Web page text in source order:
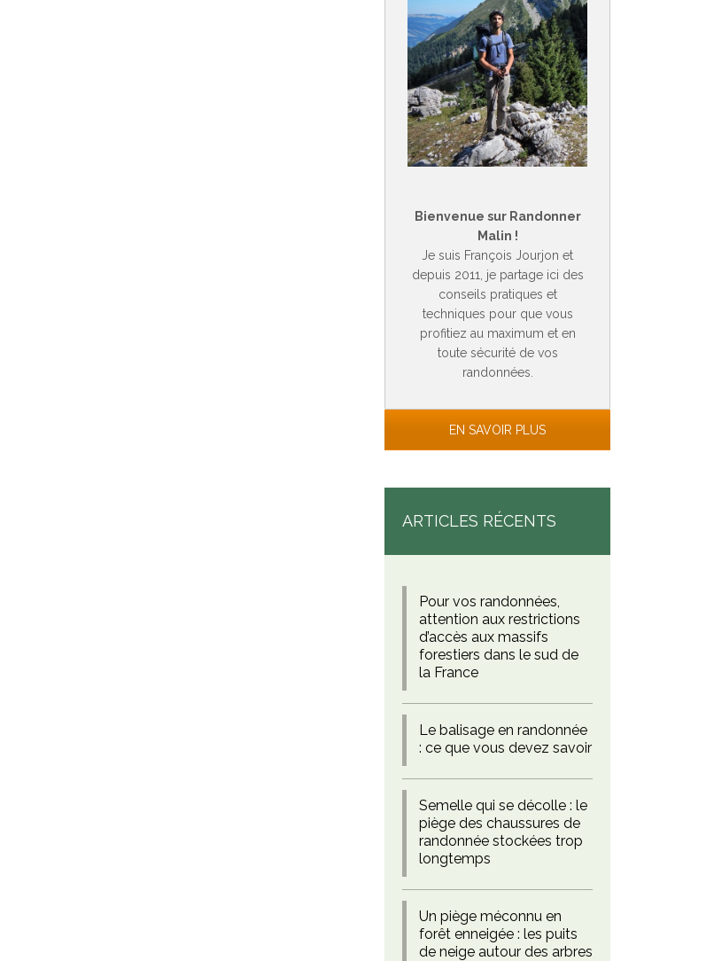
Bienvenue sur Randonner
Malin !
Je suis François Jourjon et
depuis 2011, je partage ici des
conseils pratiques et
techniques pour que vous
profitiez au maximum et en
toute sécurité de vos
randonnées.
EN SAVOIR PLUS
ARTICLES RÉCENTS
Pour vos randonnées,
attention aux restrictions
d’accès aux massifs
forestiers dans le sud de
la France
Le balisage en randonnée
: ce que vous devez savoir
Semelle qui se décolle : le
piège des chaussures de
randonnée stockées trop
longtemps
Un piège méconnu en
forêt enneigée : les puits
de neige autour des arbres